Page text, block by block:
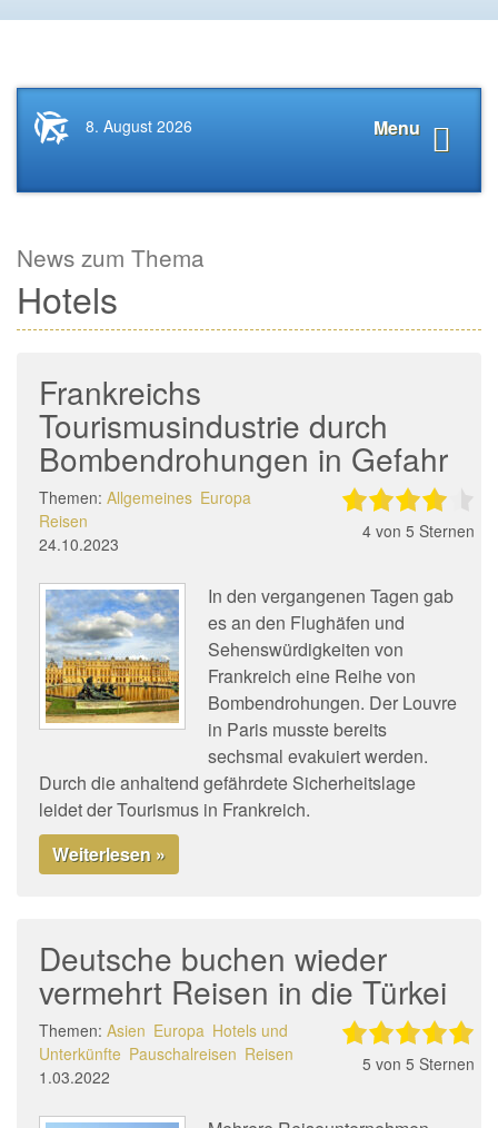
Startseite
News.Tourismus.com
Menu
8. August 2026
News zum Thema
Hotels
Frankreichs
Tourismusindustrie durch
Bombendrohungen in Gefahr
Themen: Allgemeines Europa
Reisen
24.10.2023
4von 5 Sternen
In den vergangenen Tagen gab
es an den Flughäfen und
Sehenswürdigkeiten von
Frankreich eine Reihe von
Bombendrohungen. Der Louvre
in Paris musste bereits
sechsmal evakuiert werden.
Durch die anhaltend gefährdete Sicherheitslage
leidet der Tourismus in Frankreich.
Weiterlesen »
Deutsche buchen wieder
vermehrt Reisen in die Türkei
Themen: Asien Europa Hotels und
Unterkünfte Pauschalreisen Reisen
1.03.2022
5 von 5 Sternen